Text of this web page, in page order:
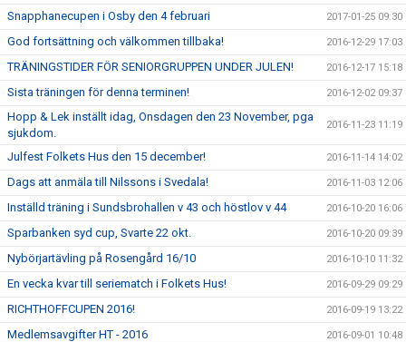
Snapphanecupen i Osby den 4 februari 2017-01-25 09:30
God fortsättning och välkommen tillbaka! 2016-12-29 17:03
TRÄNINGSTIDER FÖR SENIORGRUPPEN UNDER JULEN! 2016-12-17 15:18
Sista träningen för denna terminen! 2016-12-02 09:37
Hopp & Lek inställt idag, Onsdagen den 23 November, pga
sjukdom.
2016-11-23 11:19
Julfest Folkets Hus den 15 december! 2016-11-14 14:02
Dags att anmäla till Nilssons i Svedala! 2016-11-03 12:06
Inställd träning i Sundsbrohallen v 43 och höstlov v 44 2016-10-20 16:06
Sparbanken syd cup, Svarte 22 okt. 2016-10-20 09:39
Nybörjartävling på Rosengård 16/10 2016-10-10 11:32
En vecka kvar till seriematch i Folkets Hus! 2016-09-29 09:29
RICHTHOFFCUPEN 2016! 2016-09-19 13:22
Medlemsavgifter HT - 2016 2016-09-01 10:48